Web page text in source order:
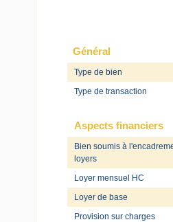
Général
Type de bien
Type de transaction
Aspects financiers
Bien soumis à
loyers
Loyer mensuel HC
Loyer de base
Provision sur charges